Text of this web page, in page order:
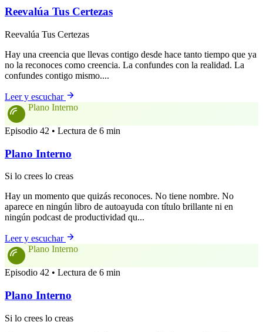
Reevalúa Tus Certezas
Reevalúa Tus Certezas
Hay una creencia que llevas contigo desde hace tanto tiempo que ya
no la reconoces como creencia. La confundes con la realidad. La
confundes contigo mismo....
Leer y escuchar
Plano Interno
Episodio 42 • Lectura de 6 min
Plano Interno
Si lo crees lo creas
Hay un momento que quizás reconoces. No tiene nombre. No
aparece en ningún libro de autoayuda con título brillante ni en
ningún podcast de productividad qu...
Leer y escuchar
Plano Interno
Episodio 42 • Lectura de 6 min
Plano Interno
Si lo crees lo creas